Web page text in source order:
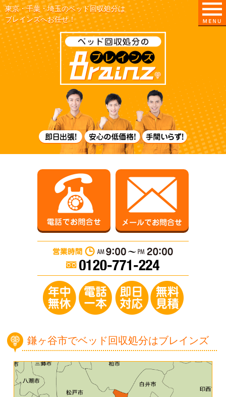
東京・千葉・埼玉のベッド回収処分は
ブレインズへお任せ！
即日出張！
電話でお問合せ
鎌ヶ谷市でベッド回収処分はブレインズ